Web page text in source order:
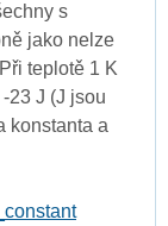
s
jako nelze
teplotě 1 K
23 J (J jsou
konstanta a